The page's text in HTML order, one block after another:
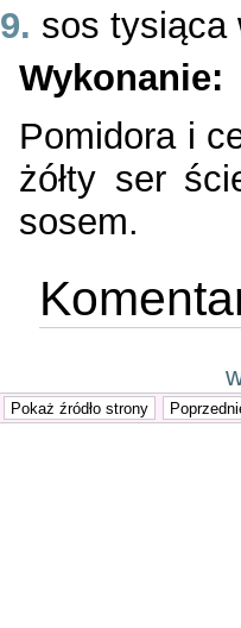
sos tysiąca
Wykonanie:
Pomidora i
żółty ser
sosem.